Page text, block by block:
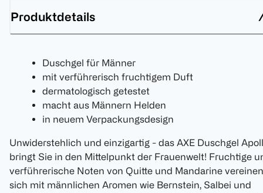
Produktdetails
Duschgel für Männer
mit verführerisch fruchtigem Duft
dermatologisch getestet
macht aus Männern Helden
in neuem Verpackungsdesign
Unwiderstehlich und einzigartig - das AXE Duschgel
bringt Sie in den Mittelpunkt der Frauenwelt! Fruchtige
verführerische Noten von Quitte und Mandarine vereinen
sich mit männlichen Aromen wie Bernstein, Salbei und